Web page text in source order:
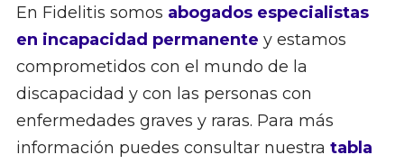
En Fidelitis somos abogados especialistas
en incapacidad permanente y estamos
comprometidos con el mundo de la
discapacidad y con las personas con
enfermedades graves y raras. Para más
información puedes consultar nuestra tabla